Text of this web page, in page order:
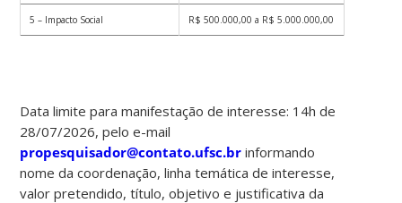
5 – Impacto Social R$ 500.000,00 a R$ 5.000.000,00
Data limite para manifestação de interesse: 14h de
28/07/2026, pelo e-mail
propesquisador@contato.ufsc.br informando
nome da coordenação, linha temática de interesse,
valor pretendido, título, objetivo e justificativa da